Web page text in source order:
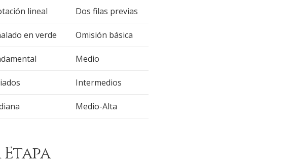
lineal Dos filas previas
en verde Omisión básica
Medio
Intermedios
Medio-Alta